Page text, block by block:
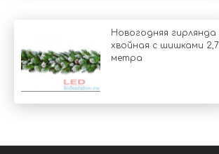
Новогодняя гирлянда
хвойная с шишками 2,7
метра